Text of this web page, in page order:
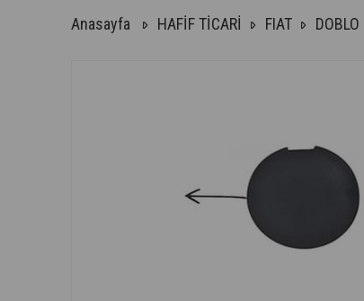
Anasayfa HAFİF TİCARİ FIAT DOBLO